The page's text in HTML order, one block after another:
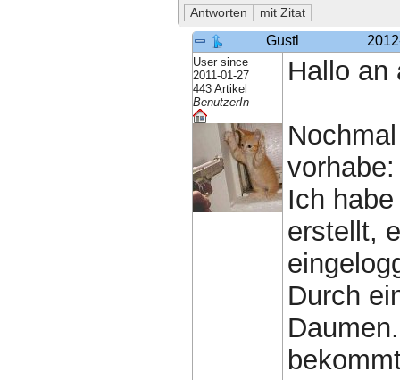
Gustl
User since
2011-01-27
443 Artikel
BenutzerIn
Hallo an
vorhabe:
Ich
erstellt,
Durch